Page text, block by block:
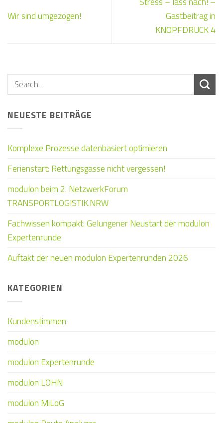
Wir sind umgezogen!
Gastbeitrag in
KNOPFDRUCK 4
NEUESTE BEITRÄGE
Komplexe Prozesse datenbasiert optimieren
Ferienstart: Rettungsgasse nicht vergessen!
modulon beim 2. NetzwerkForum
TRANSPORTLOGISTIK.NRW
Fachwissen kompakt: Gelungener Neustart der modulon
Expertenrunde
Auftakt der neuen modulon Expertenrunden 2026
KATEGORIEN
Kundenstimmen
modulon
modulon Expertenrunde
modulon LOHN
modulon MiLoG